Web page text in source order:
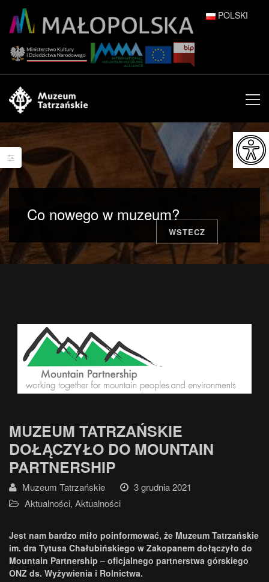
POLSKI
ENGLISH
ESPAÑOL
FRANÇAIS
ITALIANO
日本語
Co nowego w muzeum?
WSTECZ
MUZEUM TATRZAŃSKIE
DOŁĄCZYŁO DO MOUNTAIN
PARTNERSHIP
Muzeum Tatrzańskie
3 grudnia 2021
Aktualności, Aktualności
Jest nam bardzo miło poinformować, że Muzeum Tatrzańskie
im. dra Tytusa Chałubińskiego w Zakopanem dołączyło do
Mountain Partnership – oficjalnego partnerstwa górskiego
ONZ ds. Wyżywienia i Rolnictwa.